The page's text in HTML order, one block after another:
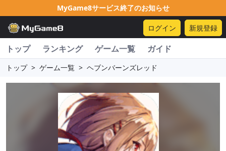
MyGame8サービス終了のお知らせ
ログイン 新規登録
トップ ランキング ゲーム一覧 ガイド
トップ > ゲーム一覧 > ヘブンバーンズレッド